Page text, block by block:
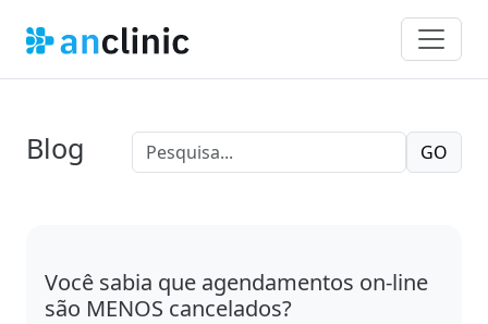
Blog GO
Você sabia que agendamentos on-line
são MENOS cancelados?